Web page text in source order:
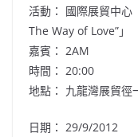
活動： 國際展貿中心
The Way of Love”」
嘉賓： 2AM
時間： 20:00
地點： 九龍灣展貿徑
日期： 29/9/2012